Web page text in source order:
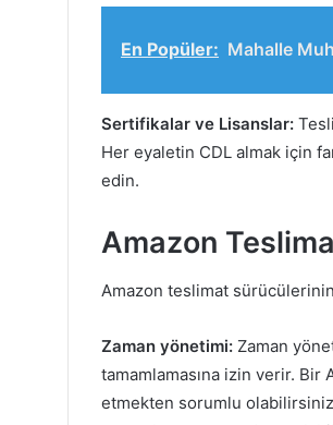
En Popüler: Mahalle
Sertifikalar ve Lisanslar:
Her eyaletin CDL almak için
edin.
Amazon
Amazon teslimat sürücülerinin
Zaman yönetimi: Zaman
tamamlamasına izin verir.
etmekten sorumlu